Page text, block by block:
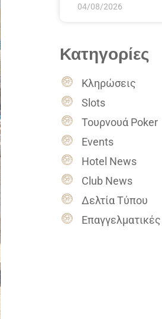
04/08/2026
Κατηγορίες
Κληρώσεις
Slots
Τουρνουά Poker
Events
Hotel News
Club News
Δελτία Τύπου